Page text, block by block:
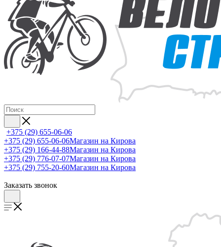
+375 (29) 655-06-06
+375 (29) 655-06-06Магазин на Кирова
+375 (29) 166-44-88Магазин на Кирова
+375 (29) 776-07-07Магазин на Кирова
+375 (29) 755-20-60Магазин на Кирова
Заказать звонок